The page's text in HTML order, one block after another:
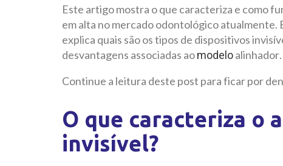
Este artigo mostra o que caracteriza e como
em alta no mercado odontológico atualmente.
explica quais são os tipos de dispositivos
desvantagens associadas aomodeloalinhador.
Continue a leitura deste post para ficar por
O que caracteriza o
invisível?